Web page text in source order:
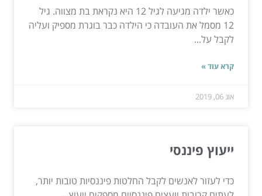
כאשר ילדה מגיעה לגיל 12 היא נקראת בת מצווה. גיל
12 מסמל את העובדה כי הילדה כבר בוגרת מספיק ועליה
לקבל על...
קרא עוד »
אוג 06, 2019
ייעוץ פיננסי
כדי לעזור לאנשים לקבל החלטות פיננסיות טובות יותר,